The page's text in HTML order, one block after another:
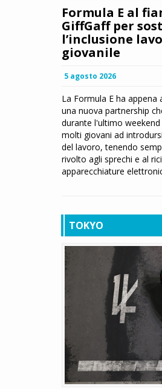
Formula E al
GiffGaff per
l’inclusione
giovanile
5 agosto 2026
La Formula E ha appena
una nuova partnership
durante l'ultimo
molti giovani ad
del lavoro, tenendo
rivolto agli sprechi e al
apparecchiature
TOKYO